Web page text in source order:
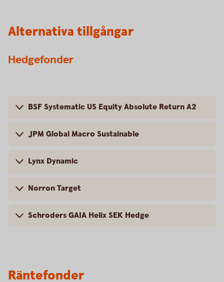
Alternativa tillgångar
Hedgefonder
BSF Systematic US Equity Absolute Return A2
JPM Global Macro Sustainable
Lynx Dynamic
Norron Target
Schroders GAIA Helix SEK Hedge
Räntefonder